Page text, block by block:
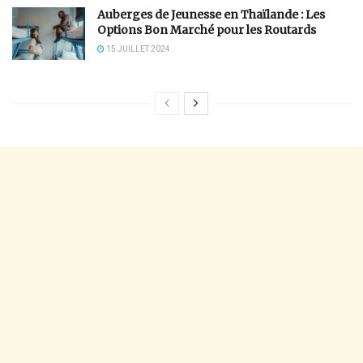
Auberges de Jeunesse en Thaïlande : Les
Options Bon Marché pour les Routards
15 JUILLET 2024